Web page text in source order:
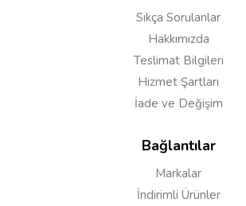
Merhaba swag 2 cihazı için bu cam
Merhaba uymaz uygun cam
Sıkça Sorulanlar
Hakkımızda
Teslimat Bilgileri
Hizmet Şartları
İade ve Değişim
Bağlantılar
Markalar
İndirimli Ürünler